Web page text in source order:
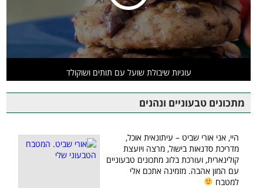
עוגיות שיבולת שועל עם תותים ושוקולד
מתכונים טבעוניים ונהנים
היי, אני אורי שביט – עיתונאית אוכל,
מדריכת סדנאות בישול, מרצה ויועצת
קולינארית, ועורכת בלוג מתכונים טבעוניים
עם המון אהבה. מזמינה אתכם אלי
למטבח